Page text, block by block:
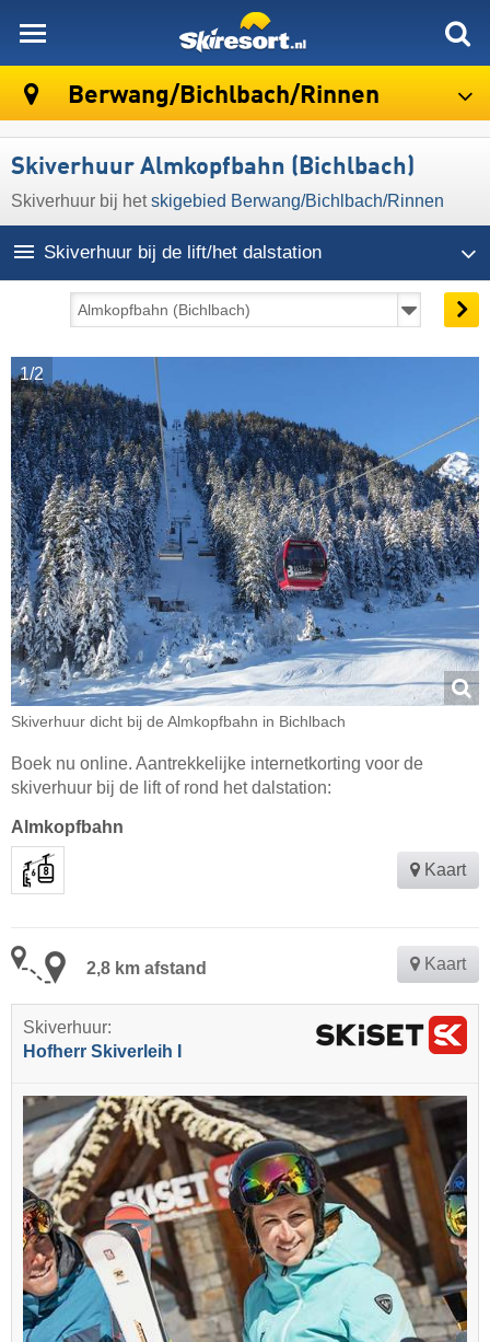
Berwang/​Bichlbach/​Rinnen
Skiverhuur Almkopfbahn (Bichlbach)
Skiverhuur bij hetskigebied Berwang/​Bichlbach/​Rinnen
Skiverhuur bij de lift/het dalstation
1/2
Skiverhuur dicht bij de Almkopfbahn in Bichlbach
Boek nu online. Aantrekkelijke internetkorting voor de
skiverhuur bij de lift of rond het dalstation:
Almkopfbahn
Kaart
2,8 km afstand Kaart
Skiverhuur:
Hofherr Skiverleih I